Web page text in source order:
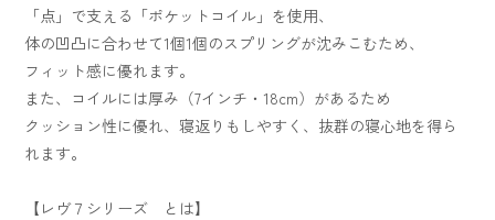
「点」で支える「ポケットコイル」を使用、
体の凹凸に合わせて1個1個のスプリングが沈みこむため、
フィット感に優れます。
また、コイルには厚み（7インチ・18cm）があるため
クッション性に優れ、寝返りもしやすく、抜群の寝心地を得ら
れます。
【レヴ７シリーズ とは】